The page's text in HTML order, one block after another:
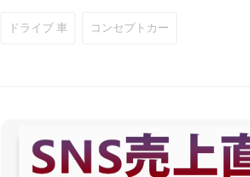
ドライブ 車 コンセプトカー